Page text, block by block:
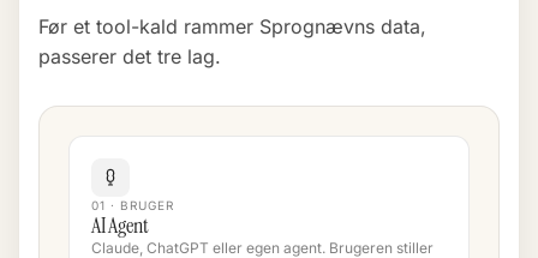
Før et tool-kald rammer Sprognævns data,
passerer det tre lag.
01 · BRUGER
AI Agent
Claude, ChatGPT eller egen agent. Brugeren stiller